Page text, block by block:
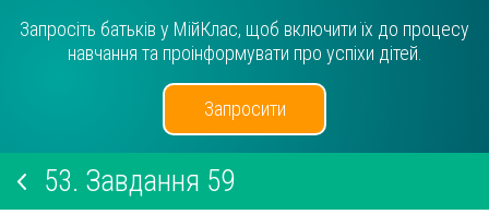
Запросіть батьків у МійКлас, щоб включити їх до процесу
навчання та проінформувати про успіхи дітей.
Запросити
53. Завдання 59